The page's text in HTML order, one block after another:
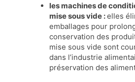
les machines de
mise sous vide :elles
emballages pour
conservation des
mise sous vide sont
dans l’industrie
préservation des